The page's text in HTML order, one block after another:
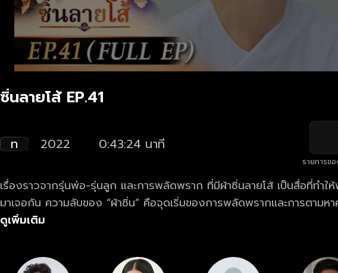
ซิ่นลายโส้ EP.41
ท 2022 0:43:24 นาที
รายการข
เรื่องราวจากรุ่นพ่อ-รุ่นลูก และการพลัดพราก ที่มีผ้าซิ่นลายโส้ เป็นสื่อที่ทำใ
มาเจอกัน ความลับของ “ผ้าซิ่น” คือจุดเริ่มของการพลัดพรากและการตามห
ดูเพิ่มเติม